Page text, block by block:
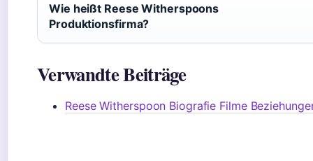
Wie heißt Reese Witherspoons
Produktionsfirma?
Verwandte Beiträge
Reese Witherspoon Biografie Filme